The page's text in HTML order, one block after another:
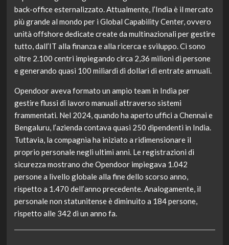
back-office esternalizzato. Attualmente, l’India è il mercato
più grande al mondo per i Global Capability Center, ovvero
unità offshore dedicate create da multinazionali per gestire
tutto, dall’IT alla finanza e alla ricerca e sviluppo. Ci sono
oltre 2.100 centri impiegando circa 2,36 milioni di persone
e generando quasi 100 miliardi di dollari di entrate annuali.
Opendoor aveva formato un ampio team in India per
gestire flussi di lavoro manuali attraverso sistemi
frammentati. Nel 2024, quando ha aperto uffici a Chennai e
Bengaluru, l’azienda contava quasi 250 dipendenti in India.
Tuttavia, la compagnia ha iniziato a ridimensionare il
proprio personale negli ultimi anni. Le registrazioni di
sicurezza mostrano che Opendoor impiegava 1.042
persone a livello globale alla fine dello scorso anno,
rispetto a 1.470 dell’anno precedente. Analogamente, il
personale non statunitense è diminuito a 184 persone,
rispetto alle 342 di un anno fa.